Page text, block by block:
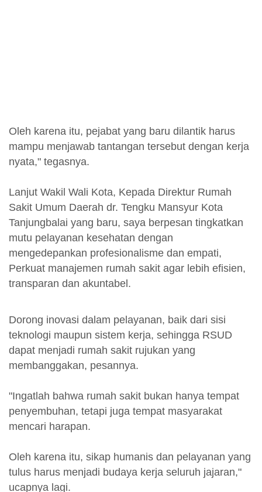
Oleh karena itu, pejabat yang baru dilantik harus
mampu menjawab tantangan tersebut dengan kerja
nyata," tegasnya.
Lanjut Wakil Wali Kota, Kepada Direktur Rumah
Sakit Umum Daerah dr. Tengku Mansyur Kota
Tanjungbalai yang baru, saya berpesan tingkatkan
mutu pelayanan kesehatan dengan
mengedepankan profesionalisme dan empati,
Perkuat manajemen rumah sakit agar lebih efisien,
transparan dan akuntabel.
Dorong inovasi dalam pelayanan, baik dari sisi
teknologi maupun sistem kerja, sehingga RSUD
dapat menjadi rumah sakit rujukan yang
membanggakan, pesannya.
"Ingatlah bahwa rumah sakit bukan hanya tempat
penyembuhan, tetapi juga tempat masyarakat
mencari harapan.
Oleh karena itu, sikap humanis dan pelayanan yang
tulus harus menjadi budaya kerja seluruh jajaran,"
ucapnya lagi.